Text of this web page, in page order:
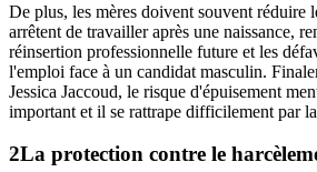
De plus, les mères doivent souvent réduire
arrêtent de travailler après une naissance,
réinsertion professionnelle future et les
l'emploi face à un candidat masculin.
Jessica Jaccoud, le risque d'épuisement
important et il se rattrape difficilement par
La protection contre le